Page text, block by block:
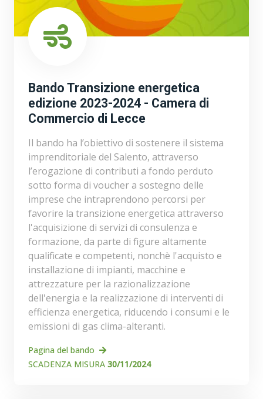
Bando Transizione energetica
edizione 2023-2024 - Camera di
Commercio di Lecce
Il bando ha l’obiettivo di sostenere il sistema
imprenditoriale del Salento, attraverso
l’erogazione di contributi a fondo perduto
sotto forma di voucher a sostegno delle
imprese che intraprendono percorsi per
favorire la transizione energetica attraverso
l'acquisizione di servizi di consulenza e
formazione, da parte di figure altamente
qualificate e competenti, nonchè l'acquisto e
installazione di impianti, macchine e
attrezzature per la razionalizzazione
dell'energia e la realizzazione di interventi di
efficienza energetica, riducendo i consumi e le
emissioni di gas clima-alteranti.
Pagina del bando
SCADENZA MISURA 30/11/2024